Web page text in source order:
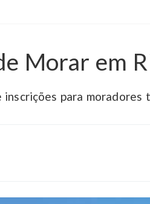
Morar em
inscrições para moradores